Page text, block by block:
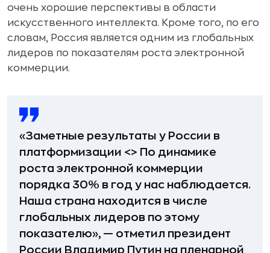
очень хорошие перспективы в области
искусственного интеллекта. Кроме того, по его
словам, Россия является одним из глобальных
лидеров по показателям роста электронной
коммерции.
«Заметные результаты у России в
платформизации <> По динамике
роста электронной коммерции
порядка 30% в год у нас наблюдается.
Наша страна находится в числе
глобальных лидеров по этому
показателю», — отметил президент
России Владимир Путин на пленарной